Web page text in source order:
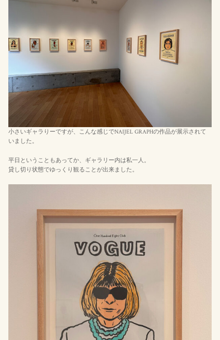
小さいギャラりーですが、こんな感じでNAIJEL GRAPHの作品が展示されて
いました。
平日ということもあってか、ギャラリー内は私一人。
貸し切り状態でゆっくり観ることが出来ました。